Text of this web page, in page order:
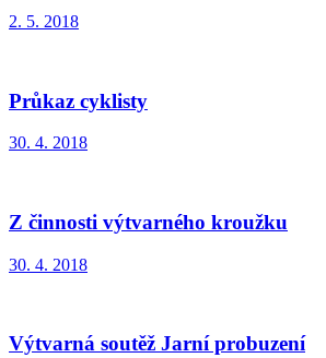
2. 5. 2018
Průkaz cyklisty
30. 4. 2018
Z činnosti výtvarného kroužku
30. 4. 2018
Výtvarná soutěž Jarní probuzení